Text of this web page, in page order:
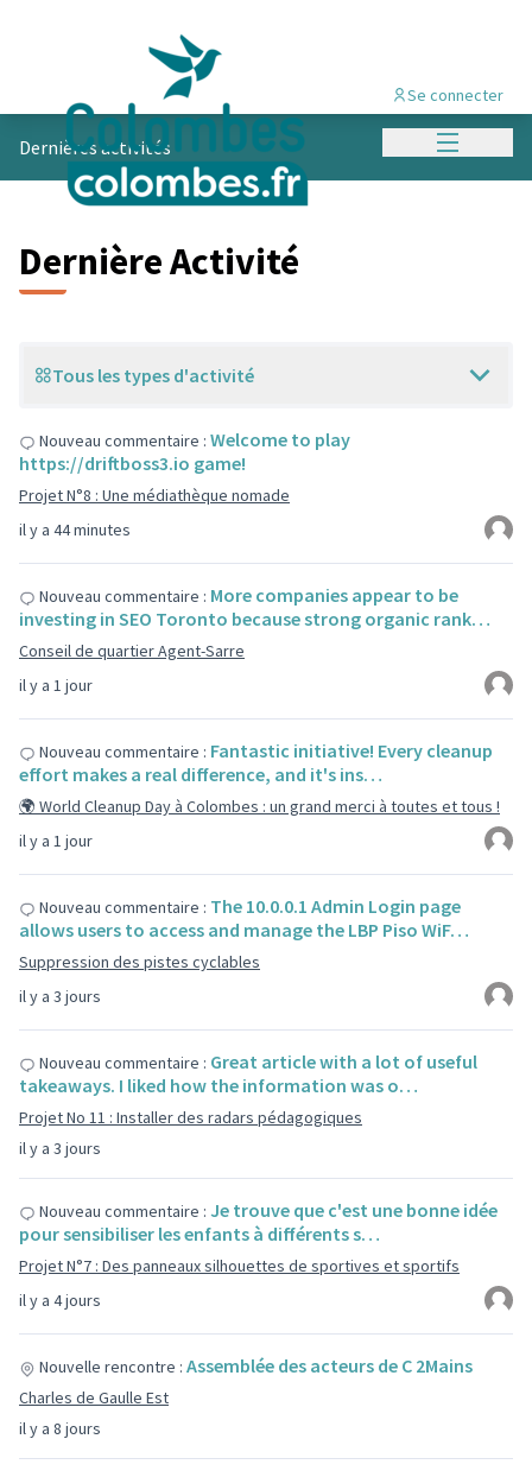
Menu
Se connecter
Dernières activités
Dernière Activité
Tous les types d'activité
il y a 44 minutes
Nouveau commentaire : Welcome to play
https://driftboss3.io game!
Projet N°8 : Une médiathèque nomade
il y a 1 jour
Nouveau commentaire : More companies appear to be
investing in SEO Toronto because strong organic rank…
Conseil de quartier Agent-Sarre
il y a 1 jour
Nouveau commentaire : Fantastic initiative! Every cleanup
effort makes a real difference, and it's ins…
🌍 World Cleanup Day à Colombes : un grand merci à toutes et tous !
il y a 3 jours
Nouveau commentaire : The 10.0.0.1 Admin Login page
allows users to access and manage the LBP Piso WiF…
Suppression des pistes cyclables
il y a 3 jours
Nouveau commentaire : Great article with a lot of useful
takeaways. I liked how the information was o…
Projet No 11 : Installer des radars pédagogiques
il y a 4 jours
Nouveau commentaire : Je trouve que c'est une bonne idée
pour sensibiliser les enfants à différents s…
Projet N°7 : Des panneaux silhouettes de sportives et sportifs
il y a 8 jours
Nouvelle rencontre : Assemblée des acteurs de C 2Mains
Charles de Gaulle Est